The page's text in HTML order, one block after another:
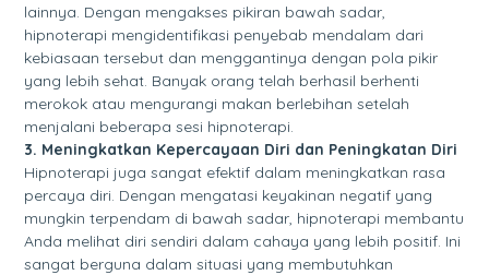
lainnya. Dengan mengakses pikiran bawah sadar,
hipnoterapi mengidentifikasi penyebab mendalam dari
kebiasaan tersebut dan menggantinya dengan pola pikir
yang lebih sehat. Banyak orang telah berhasil berhenti
merokok atau mengurangi makan berlebihan setelah
menjalani beberapa sesi hipnoterapi.
3. Meningkatkan Kepercayaan Diri dan Peningkatan Diri
Hipnoterapi juga sangat efektif dalam meningkatkan rasa
percaya diri. Dengan mengatasi keyakinan negatif yang
mungkin terpendam di bawah sadar, hipnoterapi membantu
Anda melihat diri sendiri dalam cahaya yang lebih positif. Ini
sangat berguna dalam situasi yang membutuhkan